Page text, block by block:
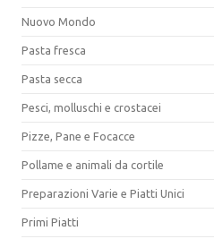
Nuovo Mondo
Pasta fresca
Pasta secca
Pesci, molluschi e crostacei
Pizze, Pane e Focacce
Pollame e animali da cortile
Preparazioni Varie e Piatti Unici
Primi Piatti